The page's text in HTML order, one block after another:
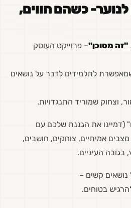
כשהם חווים,
"זה מסוכן"– פרוייקט העוסק
שמאפשרת לתלמידים לדבר על נושאים
וצחוק שמוריד התנגדויות.
(דמיינו את הגננת שלכם עם
אמיתיים, צוחקים, חושבים,
בגובה העיניים.
קשים –
בטוחים.